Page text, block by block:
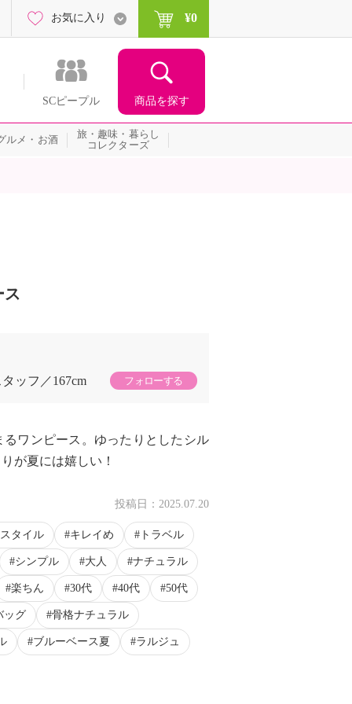
SCピープル 商品を探す
お気に入り ¥0
ルメ・お酒
旅・趣味・暮らし
コレクターズ
ッフ
167cm フォローする
ワンピース。ゆったりとしたシル
が夏には嬉しい！
投稿日： 2025.07.20
タイル キレイめ トラベル
シンプル 大人 ナチュラル
楽ちん 30代 40代 50代
ッグ 骨格ナチュラル
ブルーベース夏 ラルジュ